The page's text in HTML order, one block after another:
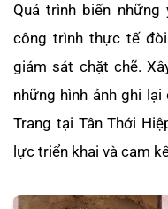
Quá trình biến
công trình thực tế
giám sát chặt chẽ.
những hình ảnh ghi
Trang tại Tân Thới
lực triển khai và cam